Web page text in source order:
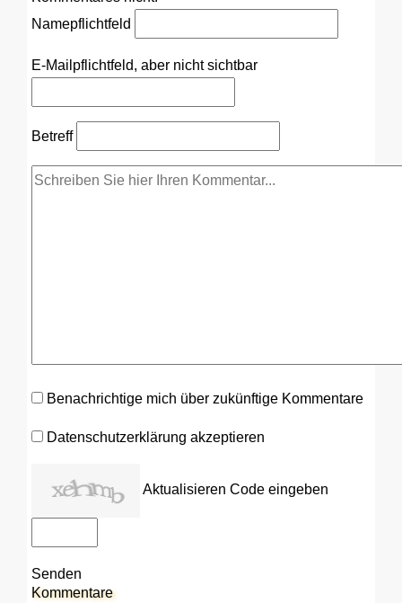
Namepflichtfeld
E-Mail pflichtfeld, aber nicht sichtbar
Betreff
Benachrichtige mich über zukünftige Kommentare
Datenschutzerklärung akzeptieren
Aktualisieren Code eingeben
Senden
Kommentare